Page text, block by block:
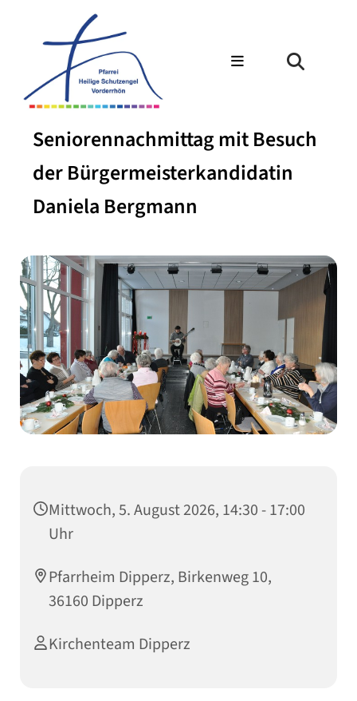
Seniorennachmittag mit Besuch
der Bürgermeisterkandidatin
Daniela Bergmann
Mittwoch, 5. August 2026, 14:30 - 17:00
Uhr
Pfarrheim Dipperz, Birkenweg 10,
36160 Dipperz
Kirchenteam Dipperz